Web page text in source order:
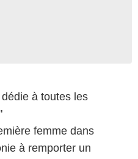
à toutes les
femme dans
à remporter un